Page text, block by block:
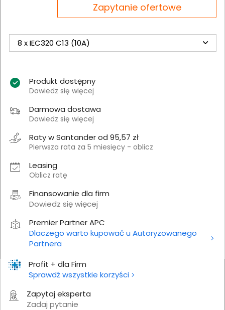
Profit + dla Firm
Sprawdź wszystkie korzyści
Zapytaj eksperta
Zadaj pytanie
Zapytanie ofertowe
8 x IEC320 C13 (10A)
Produkt dostępny
Dowiedz się więcej
Darmowa dostawa
Dowiedz się więcej
Raty w Santander od 95,57 zł
Pierwsza rata za 5 miesięcy - oblicz
Leasing
Oblicz ratę
Finansowanie dla firm
Dowiedz się więcej
Premier Partner APC
Dlaczego warto kupować u Autoryzowanego
Partnera